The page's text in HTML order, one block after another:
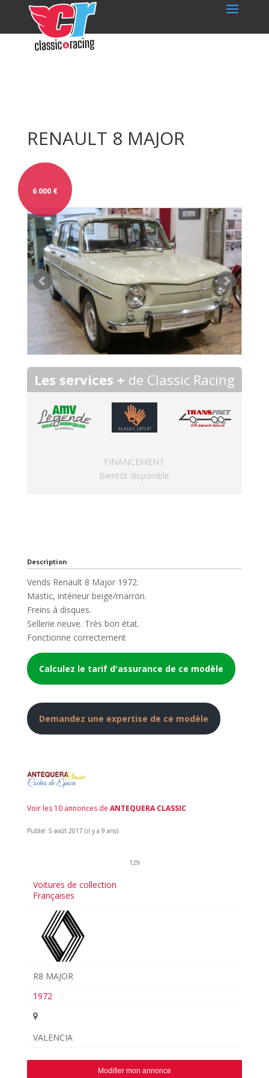
RENAULT 8 MAJOR
6 000€
Les services + de Classic Racing
FINANCEMENT
Bientôt disponible
Description
Vends Renault 8 Major 1972.
Mastic, intérieur beige/marron.
Freins à disques.
Sellerie neuve. Très bon état.
Fonctionne correctement
Calculez le tarif d'assurance de ce modèle
Demandez une expertise de ce modèle
Voir les 10 annonces de ANTEQUERA CLASSIC
Publié: 5 août 2017 (il y a 9 ans)
129
Voitures de collection
Françaises
R8 MAJOR
1972
VALENCIA
Modifier mon annonce